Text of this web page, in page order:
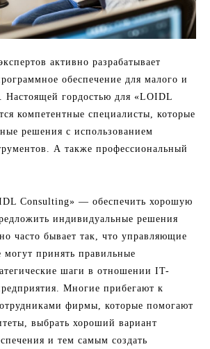
активно разрабатывает
обеспечение для малого и
Настоящей гордостью для «LOIDL
компетентные специалисты, которые
решения с использованием
А также профессиональный
Consulting» — обеспечить хорошую
индивидуальные решения
часто бывает так, что управляющие
могут принять правильные
шаги в отношении IT-
Многие прибегают к
фирмы, которые помогают
выбрать хороший вариант
и тем самым создать